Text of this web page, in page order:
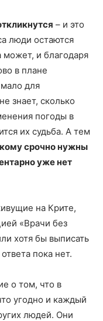
– и это
люди остаются
может, и благодаря
в плане
для
знает, сколько
погоды в
их судьба. А тем
срочно нужны
уже нет
на Крите,
«Врачи без
хотя бы выписать
пока нет.
о том, что в
угодно и каждый
людей. Они